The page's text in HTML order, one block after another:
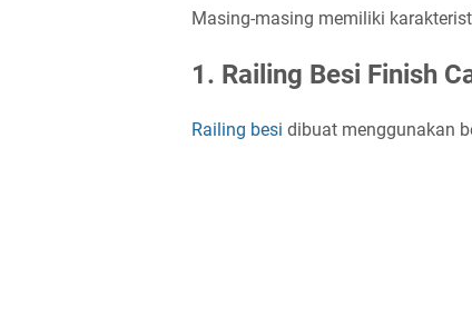
Masing-masing memiliki
1. Railing Besi Finish
Railing besi dibuat menggunakan